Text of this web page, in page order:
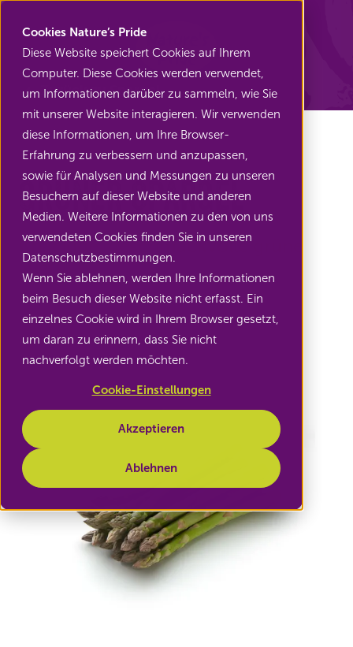
Cookies Nature’s Pride
Diese Website speichert Cookies auf Ihrem
Computer. Diese Cookies werden verwendet,
um Informationen darüber zu sammeln, wie Sie
mit unserer Website interagieren. Wir verwenden
diese Informationen, um Ihre Browser-
Erfahrung zu verbessern und anzupassen,
sowie für Analysen und Messungen zu unseren
Besuchern auf dieser Website und anderen
Medien. Weitere Informationen zu den von uns
verwendeten Cookies finden Sie in unseren
Datenschutzbestimmungen.
Wenn Sie ablehnen, werden Ihre Informationen
beim Besuch dieser Website nicht erfasst. Ein
einzelnes Cookie wird in Ihrem Browser gesetzt,
um daran zu erinnern, dass Sie nicht
nachverfolgt werden möchten.
Cookie-Einstellungen
Akzeptieren
Ablehnen
Zurück zu Spargel
Grüner Spargel
Knackige, geschmackvolle grüne
spargel